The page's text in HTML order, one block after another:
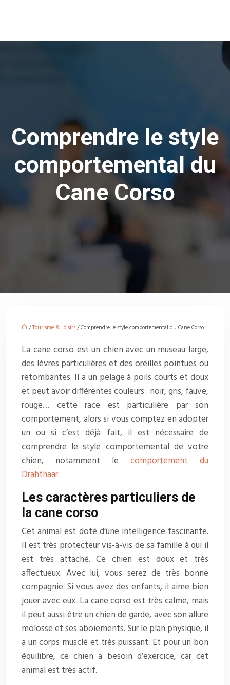
Comprendre le style
comportemental du
Cane Corso
/Tourisme & Loisirs/ Comprendre le style comportemental du Cane Corso
La cane corso est un chien avec un museau large,
des lèvres particulières et des oreilles pointues ou
retombantes. Il a un pelage à poils courts et doux
et peut avoir différentes couleurs : noir, gris, fauve,
rouge… cette race est particulière par son
comportement, alors si vous comptez en adopter
un ou si c’est déjà fait, il est nécessaire de
comprendre le style comportemental de votre
chien, notamment le comportement du
Drahthaar.
Les caractères particuliers de
la cane corso
Cet animal est doté d’une intelligence fascinante.
Il est très protecteur vis-à-vis de sa famille à qui il
est très attaché. Ce chien est doux et très
affectueux. Avec lui, vous serez de très bonne
compagnie. Si vous avez des enfants, il aime bien
jouer avec eux. La cane corso est très calme, mais
il peut aussi être un chien de garde, avec son allure
molosse et ses aboiements. Sur le plan physique, il
a un corps musclé et très puissant. Et pour un bon
équilibre, ce chien a besoin d’exercice, car cet
animal est très actif.